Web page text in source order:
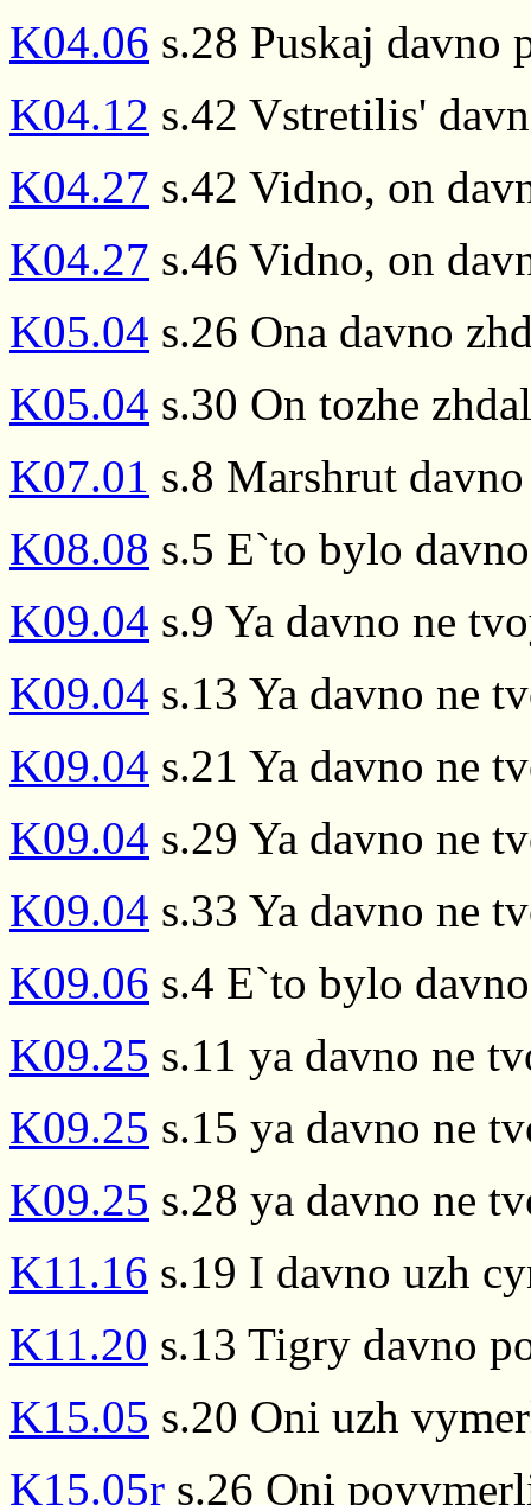
K04.06 s.28 Puskaj davno
K04.12 s.42 Vstretilis'
K04.27 s.42 Vidno, on
K04.27 s.46 Vidno, on
K05.04 s.26 Ona davno
K05.04 s.30 On tozhe
K07.01 s.8 Marshrut
K08.08 s.5 E`to bylo
K09.04 s.9 Ya davno ne
K09.04 s.13 Ya davno ne
K09.04 s.21 Ya davno ne
K09.04 s.29 Ya davno ne
K09.04 s.33 Ya davno ne
K09.06 s.4 E`to bylo
K09.25 s.11 ya davno ne
K09.25 s.15 ya davno ne
K09.25 s.28 ya davno ne
K11.16 s.19 I davno uzh
K11.20 s.13 Tigry davno
K15.05 s.20 Oni uzh
K15.05r s.26 Oni